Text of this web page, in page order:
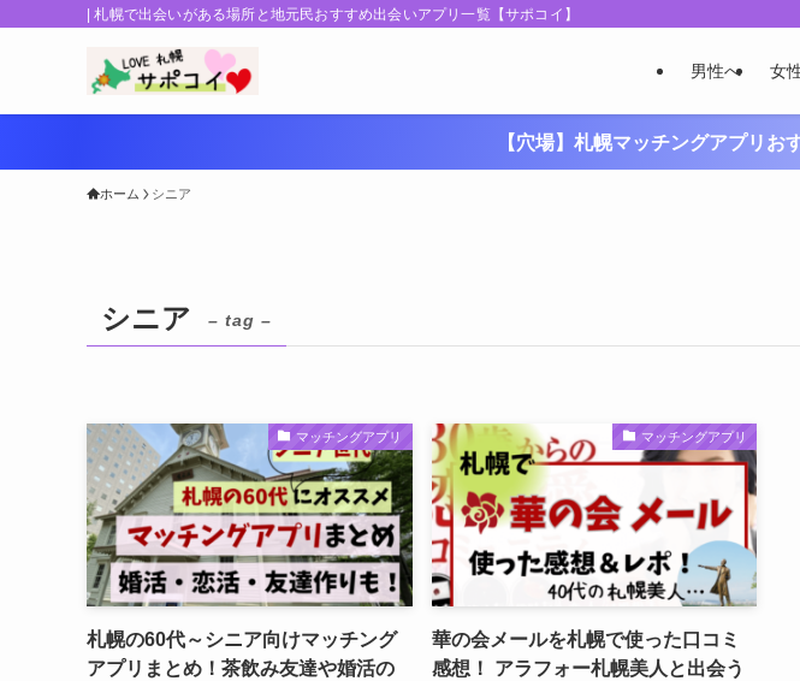
| 札幌で出会いがある場所と地元民おすすめ出会いアプリ一覧【サポコイ】
男性へ 女
【穴場】札幌マッチングアプリお
ホーム シニア
シニア – tag –
マッチングアプリ
札幌の60代～シニア向けマッチング
アプリまとめ！茶飲み友達や婚活の
マッチングアプリ
華の会メールを札幌で使った口コミ
感想！ アラフォー札幌美人と出会う